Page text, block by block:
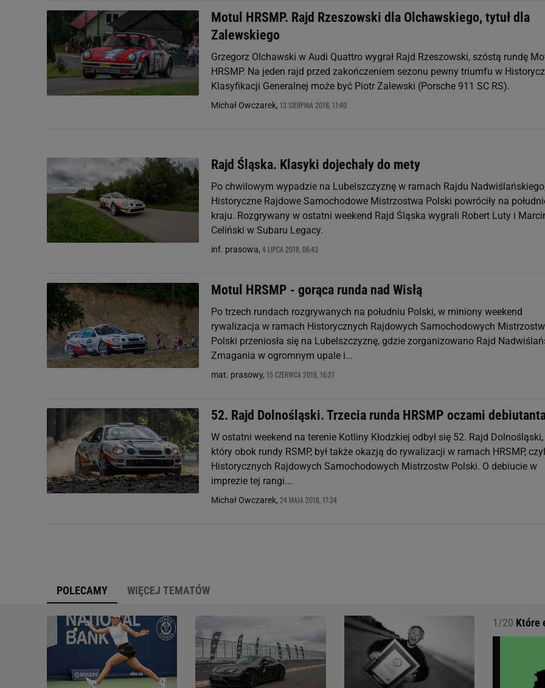
Motul HRSMP. Rajd Rzeszowski dla Olchawskiego, tytuł dla
Zalewskiego
Grzegorz Olchawski w Audi Quattro wygrał Rajd Rzeszowski, szóstą rundę
HRSMP. Na jeden rajd przed zakończeniem sezonu pewny triumfu w
Klasyfikacji Generalnej może być Piotr Zalewski (Porsche 911 SC RS).
Michał Owczarek, 13 SIERPNIA 2018, 17:40
Rajd Śląska. Klasyki dojechały do mety
Po chwilowym wypadzie na Lubelszczyznę w ramach Rajdu
Historyczne Rajdowe Samochodowe Mistrzostwa Polski powróciły na
kraju. Rozgrywany w ostatni weekend Rajd Śląska wygrali Robert Luty i
Celiński w Subaru Legacy.
inf. prasowa, 4 LIPCA 2018, 06:43
Motul HRSMP - gorąca runda nad Wisłą
Po trzech rundach rozgrywanych na południu Polski, w miniony weekend
rywalizacja w ramach Historycznych Rajdowych Samochodowych Mistrzostw
Polski przeniosła się na Lubelszczyznę, gdzie zorganizowano Rajd
Zmagania w ogromnym upale i...
mat. prasowy, 15 CZERWCA 2018, 16:27
52. Rajd Dolnośląski. Trzecia runda HRSMP oczami
W ostatni weekend na terenie Kotliny Kłodzkiej odbył się 52. Rajd Dolnośląski,
który obok rundy RSMP, był także okazją do rywalizacji w ramach HRSMP,
Historycznych Rajdowych Samochodowych Mistrzostw Polski. O debiucie w
imprezie tej rangi...
Michał Owczarek, 24 MAJA 2018, 17:34
POLECAMY WIĘCEJ TEMATÓW
1/20 Które